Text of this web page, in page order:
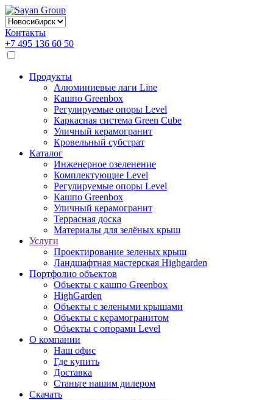
Контакты
+7 495 136 60 50
Продукты
Алюминиевые лаги Line
Кашпо Greenbox
Регулируемые опоры Level
Каркасная система Green Cube
Уличный керамогранит
Кровельный субстрат
Каталог
Инженерное озеленение
Комплектующие Level
Регулируемые опоры Level
Кашпо Greenbox
Уличный керамогранит
Террасная доска
Материалы для зелёных крыш
Услуги
Проектирование зеленых крыш
Ландшафтная мастерская Highgarden
Портфолио объектов
Объекты с кашпо Greenbox
HighGarden
Объекты с зелеными крышами
Объекты с керамогранитом
Объекты с опорами Level
О компании
Наш офис
Где купить
Доставка
Станьте нашим дилером
Скачать